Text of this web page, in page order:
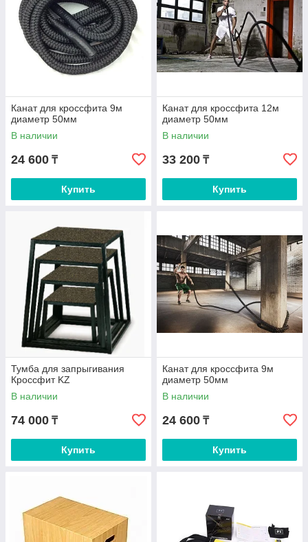
Канат для кроссфита 9м
диаметр 50мм
В наличии
24 600 ₸
Купить
Канат для кроссфита 12м
диаметр 50мм
В наличии
33 200 ₸
Купить
Тумба для запрыгивания
Кроссфит KZ
В наличии
74 000 ₸
Купить
Канат для кроссфита 9м
диаметр 50мм
В наличии
24 600 ₸
Купить